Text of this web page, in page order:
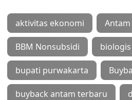
aktivitas ekonomi Antam
BBM Nonsubsidi biologis
bupati purwakarta
buyback antam terbaru